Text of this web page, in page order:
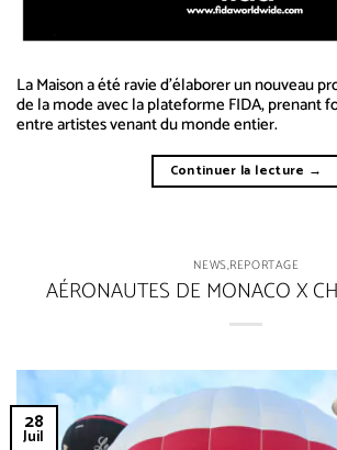
La Maison a été ravie d’élaborer un nouveau
de la mode avec la plateforme FIDA, prenant
entre artistes venant du monde entier.
Continuer la lecture →
NEWS,REPORTAGE
AÉRONAUTES DE MONACO X
28
Juil